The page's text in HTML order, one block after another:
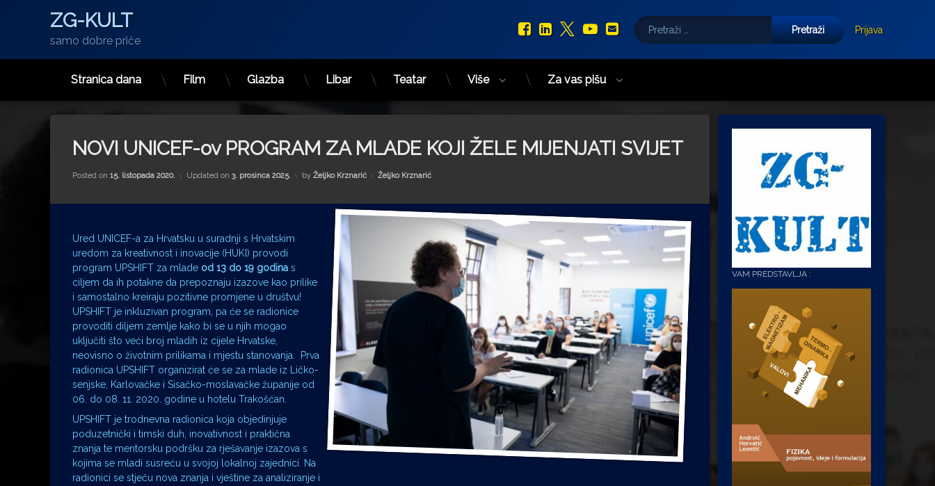
Preskoči
ZG-KULT
samo dobre priče
Facebook
LinkedIn
X.com
YouTube
E-mail
Pretraži:
Prijava
Stranica dana Film Glazba Libar Teatar Više Za vas pišu
NOVI UNICEF-ov PROGRAM ZA MLADE KOJI ŽELE MIJENJATI SVIJET
Posted on 15. listopada 2020. Updated on 3. prosinca 2025. by Željko Krznarić Kategorije:
Željko Krznarić
Ured UNICEF-a za Hrvatsku u suradnji s Hrvatskim
uredom za kreativnost i inovacije (HUKI) provodi
program UPSHIFT za mlade od 13 do 19 godina s
ciljem da ih potakne da prepoznaju izazove kao prilike
i samostalno kreiraju pozitivne promjene u društvu!
UPSHIFT je inkluzivan program, pa će se radionice
provoditi diljem zemlje kako bi se u njih mogao
uključiti što veći broj mladih iz cijele Hrvatske,
neovisno o životnim prilikama i mjestu stanovanja. Prva
radionica UPSHIFT organizirat će se za mlade iz Ličko-
senjske, Karlovačke i Sisačko-moslavačke županije od
06. do 08. 11. 2020. godine u hotelu Trakošćan.
UPSHIFT je trodnevna radionica koja objedinjuje
poduzetnički i timski duh, inovativnost i praktična
znanja te mentorsku podršku za rješavanje izazova s
kojima se mladi susreću u svojoj lokalnoj zajednici. Na
radionici se stječu nova znanja i vještine za analiziranje i
VAM PREDSTAVLJA :